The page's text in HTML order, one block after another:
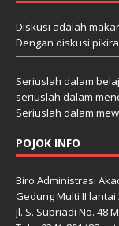
Diskusi adalah
Dengan diskusi
Seriuslah dalam
seriuslah dalam
Seriuslah dalam
POJOK INFO
Biro Administrasi
Gedung Multi II lantai
Jl. S. Supriadi No. 48